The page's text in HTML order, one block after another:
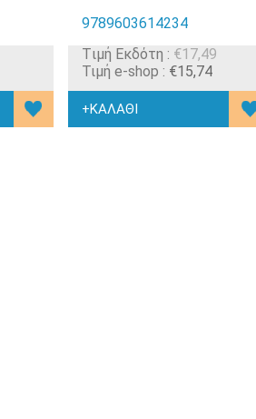
9789603614234
Tιμή Εκδότη : €17,49
Τιμή e-shop : €15,74